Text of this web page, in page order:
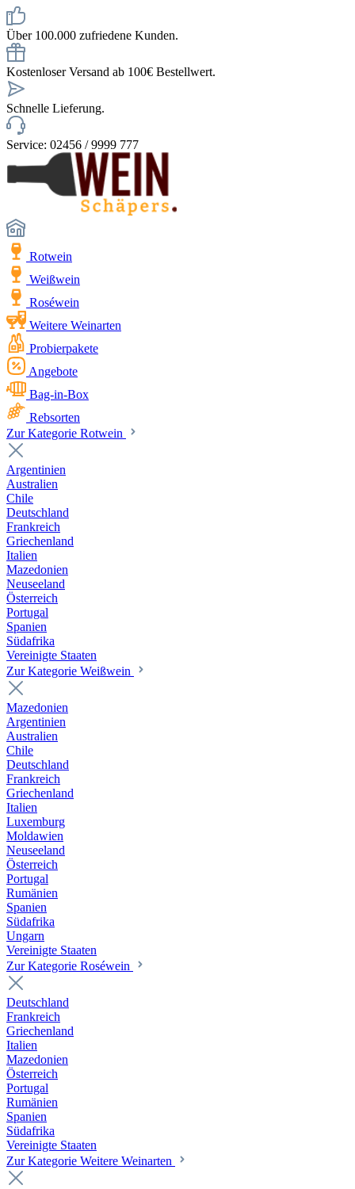
Über 100.000 zufriedene Kunden.
Kostenloser Versand ab 100€ Bestellwert.
Schnelle Lieferung.
Service: 02456 / 9999 777
Rotwein
Weißwein
Roséwein
Weitere Weinarten
Probierpakete
Angebote
Bag-in-Box
Rebsorten
Zur Kategorie Rotwein
Argentinien
Australien
Chile
Deutschland
Frankreich
Griechenland
Italien
Mazedonien
Neuseeland
Österreich
Portugal
Spanien
Südafrika
Vereinigte Staaten
Zur Kategorie Weißwein
Mazedonien
Argentinien
Australien
Chile
Deutschland
Frankreich
Griechenland
Italien
Luxemburg
Moldawien
Neuseeland
Österreich
Portugal
Rumänien
Spanien
Südafrika
Ungarn
Vereinigte Staaten
Zur Kategorie Roséwein
Deutschland
Frankreich
Griechenland
Italien
Mazedonien
Österreich
Portugal
Rumänien
Spanien
Südafrika
Vereinigte Staaten
Zur Kategorie Weitere Weinarten